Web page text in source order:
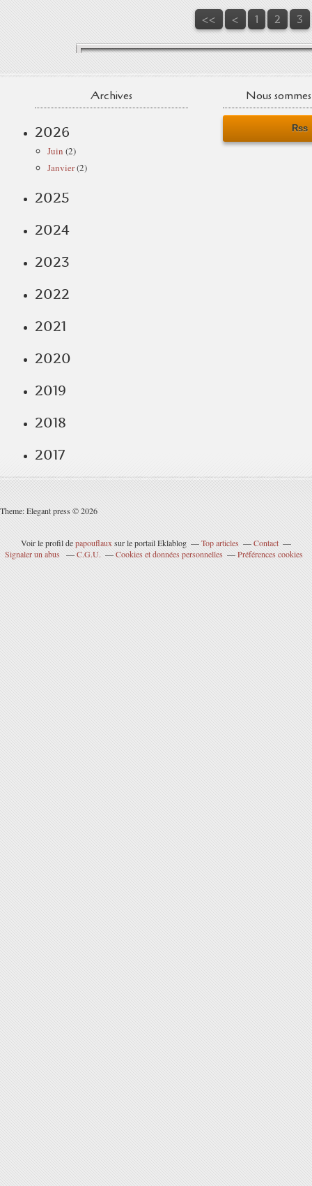
<< < 1 2 3
Archives
2026
Juin (2)
Janvier(2)
2025
2024
2023
2022
2021
2020
2019
2018
2017
Nous
Rss
Theme: Elegant press © 2026
Voir le profil depapouflauxsur le portail Eklablog Top articles
Contact
Signaler un abus
C.G.U. Cookies et données personnelles Préférences cookies